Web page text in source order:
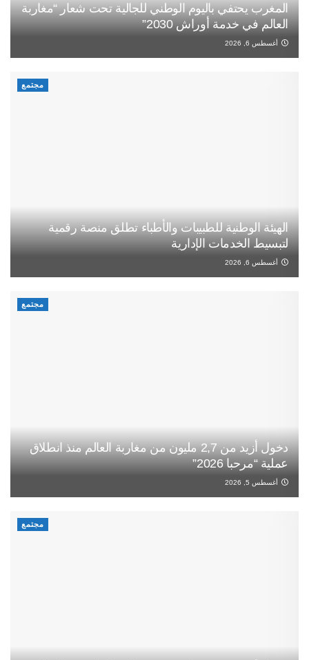
المغرب يحتفي باليوم الوطني للجالية تحت شعار “مغاربة
العالم في خدمة أوراش 2030”
أغسطس 6, 2026
مجتمع
الهيئة الوطنية للطبيبات والأطباء تطلق منصة رقمية
لتبسيط الخدمات الإدارية
أغسطس 6, 2026
مجتمع
دخول أزيد من 2,7 مليون من مغاربة العالم منذ انطلاق
عملية “مرحبا 2026”
أغسطس 5, 2026
مجتمع